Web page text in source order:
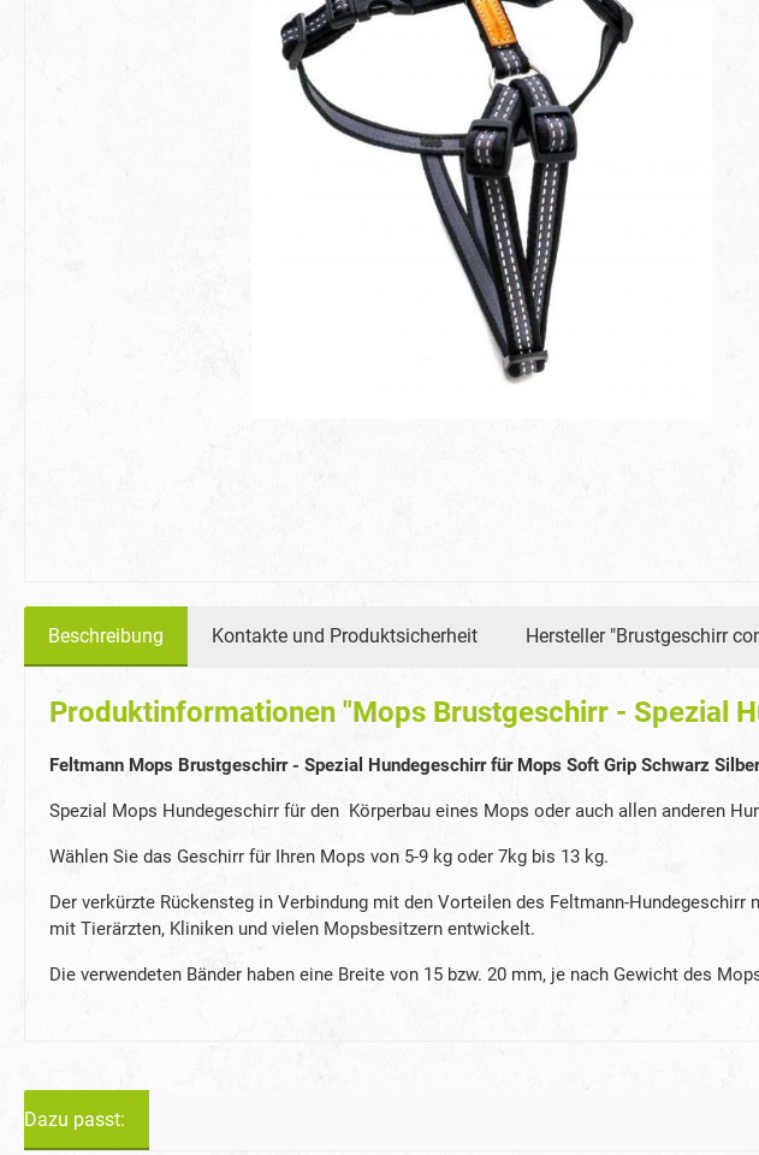
Beschreibung Kontakte und Produktsicherheit Hersteller "Brustgeschirr
Produktinformationen "Mops Brustgeschirr - Spezial
Feltmann Mops Brustgeschirr - Spezial Hundegeschirr für Mops Soft Grip Schwarz Silber
Spezial Mops Hundegeschirr für den Körperbau eines Mops oder auch allen anderen
Wählen Sie das Geschirr für Ihren Mops von 5-9 kg oder 7kg bis 13 kg.
Der verkürzte Rückensteg in Verbindung mit den Vorteilen des Feltmann-
mit Tierärzten, Kliniken und vielen Mopsbesitzern entwickelt.
Die verwendeten Bänder haben eine Breite von 15 bzw. 20 mm, je nach Gewicht des
Dazu passt: